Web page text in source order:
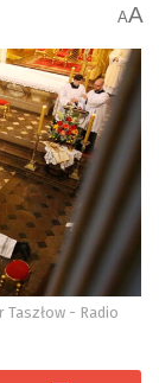
AA
- Radio